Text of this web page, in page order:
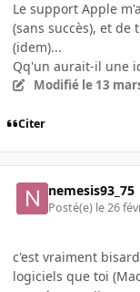
Le support Apple
(sans succès), et
(idem)...
Qq'un aurait-il une
Modifié le 13
Citer
nemesis93_75
Posté(e) le 26
c'est vraiment
logiciels que toi